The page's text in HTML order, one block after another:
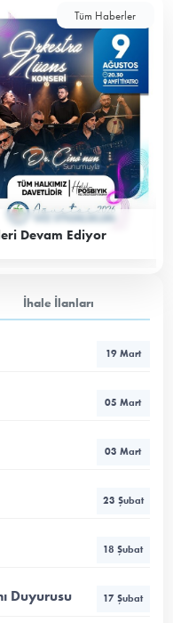
Tüm Haberler
Devam Ediyor
İhale İlanları
19 Mart
05 Mart
03 Mart
23 Şubat
18 Şubat
Duyurusu 17 Şubat